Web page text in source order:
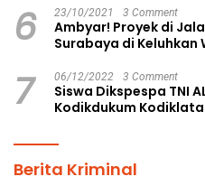
6 23/10/2021 3 Comment
Ambyar! Proyek di
Surabaya di Keluhkan
7 06/12/2022 3 Comment
Siswa Dikspespa TNI
Kodikdukum
Berita Kriminal